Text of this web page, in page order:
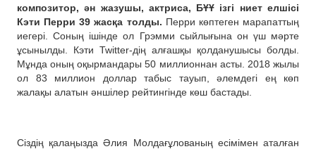
композитор, ән жазушы, актриса, БҰҰ ізгі ниет елшісі
Кэти Перри 39 жасқа толды. Перри көптеген марапаттың
иегері. Соның ішінде ол Грэмми сыйлығына он үш мәрте
ұсынылды. Кэти Twitter-дің алғашқы қолданушысы болды.
Мұнда оның оқырмандары 50 миллионнан асты. 2018 жылы
ол 83 миллион доллар табыс тауып, әлемдегі ең көп
жалақы алатын әншілер рейтингінде көш бастады.
Сіздің қалаңызда Әлия Молдағұлованың есімімен аталған